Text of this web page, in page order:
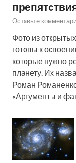
Оставьте
Фото из
готовы к
которые нужно
планету. Их
Роман
«Аргументы и